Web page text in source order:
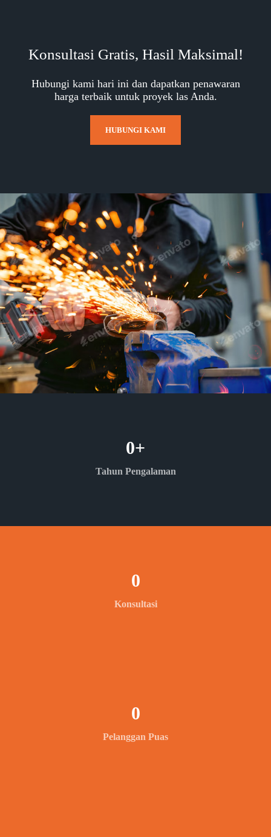
Konsultasi Gratis, Hasil Maksimal!
Hubungi kami hari ini dan dapatkan penawaran
harga terbaik untuk proyek las Anda.
HUBUNGI KAMI
Tahun Pengalaman
0+
Konsultasi
0
Pelanggan Puas
0